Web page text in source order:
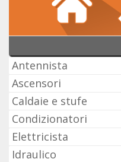
Antennista
Ascensori
Caldaie e stufe
Condizionatori
Elettricista
Idraulico